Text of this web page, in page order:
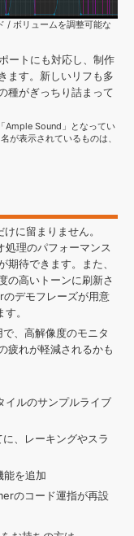
/ ボリュームを調整可能な
ートにも対応し、制作
ます。新しいリフも多
種がぎっちり詰まって
Ample Sound」となってい
が表示されているものは、
に留まりません。
理のパフォーマンス
待できます。また、
の高いトーンに刷新さ
デモフレーズが用意
。
、高解像度のモニタ
疲れが軽減されるかも
イルのサンプルライブ
、レーキングやスラ
能を追加
のコード運指が再設